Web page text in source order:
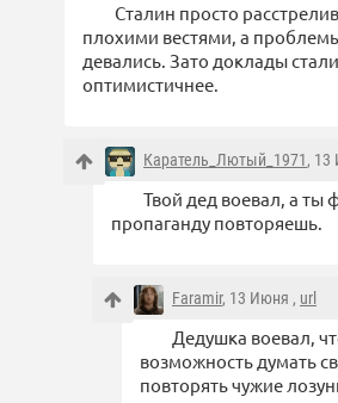
Сталин просто
плохими вестями, а
девались. Зато доклады
оптимистичнее.
Каратель_Лютый_1971, 13
Твой дед воевал, а ты
пропаганду повторяешь.
Faramir, 13 Июня , url
Дедушка воевал,
возможность думать
повторять чужие